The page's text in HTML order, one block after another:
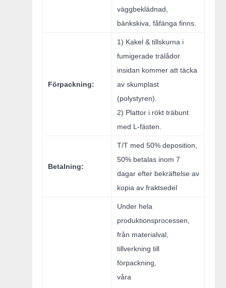
väggbeklädnad,
bänkskiva, fåfänga finns.
Förpackning:
1) Kakel & tillskurna i
fumigerade trälådor.
insidan kommer att täcka
av skumplast
(polystyren).
2) Plattor i rökt träbunt
med L-fästen.
Betalning:
T/T med 50% deposition,
50% betalas inom 7
dagar efter bekräftelse av
kopia av fraktsedel
Under hela
produktionsprocessen,
från materialval,
tillverkning till
förpackning,
våra